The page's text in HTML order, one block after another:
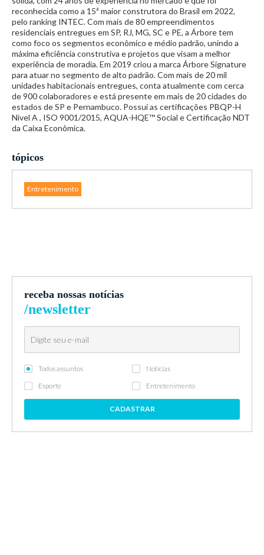
reconhecida como a 15ª maior construtora do Brasil em 2022,
pelo ranking INTEC. Com mais de 80 empreendimentos
residenciais entregues em SP, RJ, MG, SC e PE, a Árbore tem
como foco os segmentos econômico e médio padrão, unindo a
máxima eficiência construtiva e projetos que visam a melhor
experiência de moradia. Em 2019 criou a marca Árbore Signature
para atuar no segmento de alto padrão. Com mais de 20 mil
unidades habitacionais entregues, conta atualmente com cerca
de 900 colaboradores e está presente em mais de 20 cidades do
estados de SP e Pernambuco. Possui as certificações PBQP-H
Nível A , ISO 9001/2015, AQUA-HQE™ Social e Certificação NDT
da Caixa Econômica.
tópicos
Entretenimento
receba nossas notícias
/newsletter
Todos assuntos
Notícias
Esporte
Entretenimento
CADASTRAR